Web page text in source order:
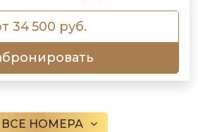
34 500 руб.
ВСЕ НОМЕРА